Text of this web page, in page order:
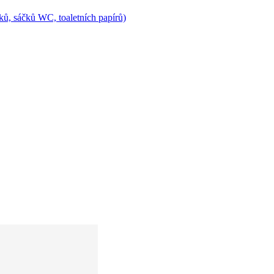
sáčků WC, toaletních papírů)